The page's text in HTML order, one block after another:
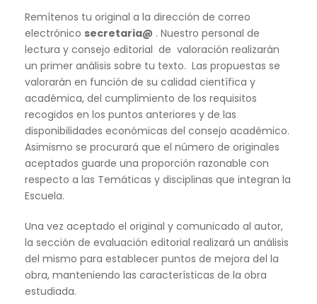
Remítenos tu original a la dirección de correo
electrónico secretaria@ . Nuestro personal de
lectura y consejo editorial de valoración realizarán
un primer análisis sobre tu texto. Las propuestas se
valorarán en función de su calidad científica y
académica, del cumplimiento de los requisitos
recogidos en los puntos anteriores y de las
disponibilidades económicas del consejo académico.
Asimismo se procurará que el número de originales
aceptados guarde una proporción razonable con
respecto a las Temáticas y disciplinas que integran la
Escuela.
Una vez aceptado el original y comunicado al autor,
la sección de evaluación editorial realizará un análisis
del mismo para establecer puntos de mejora del la
obra, manteniendo las características de la obra
estudiada.